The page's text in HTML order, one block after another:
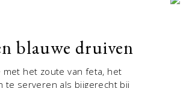
blauwe druiven
met het zoute van feta, het
te serveren als bijgerecht bij